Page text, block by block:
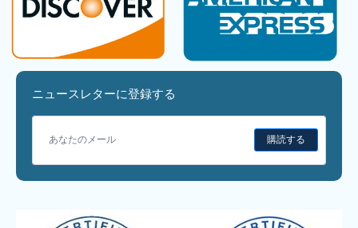
ニュースレターに登録する
購読する